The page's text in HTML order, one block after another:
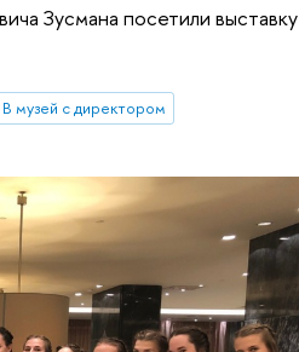
Зусмана посетили выставку
В музей с директором